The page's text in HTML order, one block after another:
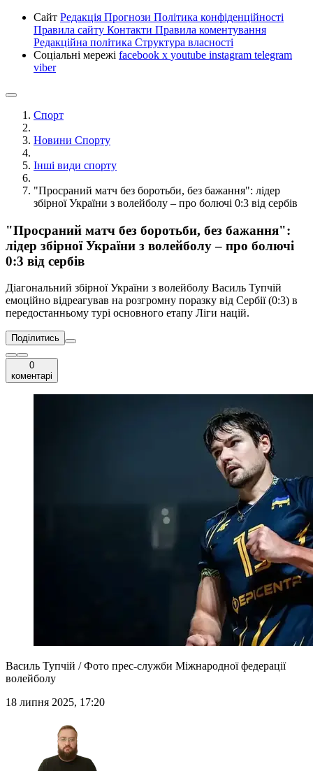
Сайт Редакція Прогнози Політика конфіденційності
Правила сайту Контакти Правила коментування
Редакційна політика Структура власності
Соціальні мережі facebook x youtube instagram telegram
viber
Спорт
Новини Спорту
Інші види спорту
"Просраний матч без боротьби, без бажання": лідер
збірної України з волейболу – про болючі 0:3 від сербів
"Просраний матч без боротьби, без бажання":
лідер збірної України з волейболу – про болючі
0:3 від сербів
Діагональний збірної України з волейболу Василь Тупчій
емоційно відреагував на розгромну поразку від Сербії (0:3) в
передостанньому турі основного етапу Ліги націй.
Поділитись
0
коментарі
Василь Тупчій / Фото прес-служби Міжнародної федерації
волейболу
18 липня 2025, 17:20